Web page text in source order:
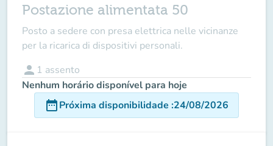
Postazione alimentata 50
Posto a sedere con presa elettrica nelle vicinanze
per la ricarica di dispositivi personali.
person 1 assento
Nenhum horário disponível para hoje
date_rangePróxima disponibilidade :24/08/2026